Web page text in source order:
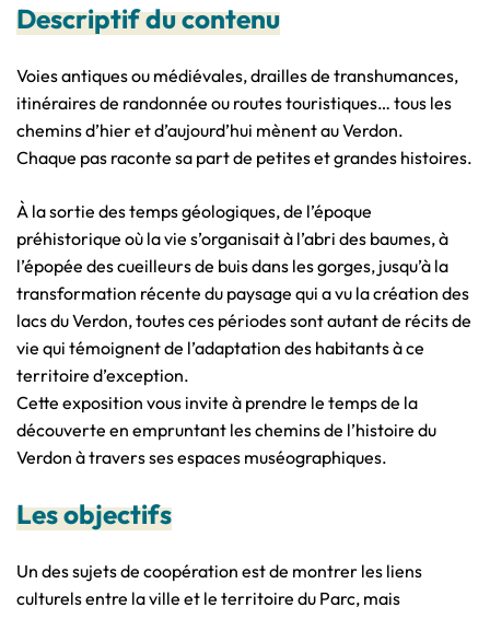
Descriptif du contenu
Voies antiques ou médiévales, drailles de transhumances,
itinéraires de randonnée ou routes touristiques… tous les
chemins d’hier et d’aujourd’hui mènent au Verdon.
Chaque pas raconte sa part de petites et grandes histoires.
À la sortie des temps géologiques, de l’époque
préhistorique où la vie s’organisait à l’abri des baumes, à
l’épopée des cueilleurs de buis dans les gorges, jusqu’à la
transformation récente du paysage qui a vu la création des
lacs du Verdon, toutes ces périodes sont autant de récits de
vie qui témoignent de l’adaptation des habitants à ce
territoire d’exception.
Cette exposition vous invite à prendre le temps de la
découverte en empruntant les chemins de l’histoire du
Verdon à travers ses espaces muséographiques.
Les objectifs
Un des sujets de coopération est de montrer les liens
culturels entre la ville et le territoire du Parc, mais